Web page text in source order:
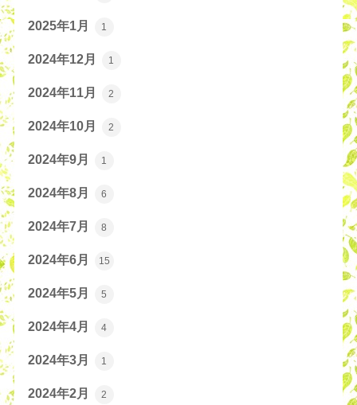
2025年1月 1
2024年12月 1
2024年11月 2
2024年10月 2
2024年9月 1
2024年8月 6
2024年7月 8
2024年6月 15
2024年5月 5
2024年4月 4
2024年3月 1
2024年2月 2